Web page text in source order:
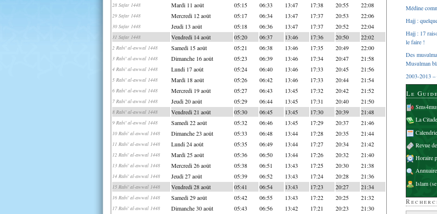
28 Safar 1448 Mardi 11 août 05:15 06:33 13:47 17:38 20:55 22:08
29 Safar 1448 Mercredi 12 août 05:17 06:34 13:47 17:37 20:53 22:06
30 Safar 1448 Jeudi 13 août 05:18 06:36 13:47 17:37 20:52 22:04
31 Safar 1448 Vendredi 14 août 05:20 06:37 13:46 17:36 20:50 22:02
2 Rabi' al-awwal 1448 Samedi 15 août 05:21 06:38 13:46 17:35 20:49 22:00
3 Rabi' al-awwal 1448 Dimanche 16 août 05:23 06:39 13:46 17:34 20:47 21:58
4 Rabi' al-awwal 1448 Lundi 17 août 05:24 06:40 13:46 17:33 20:45 21:56
5 Rabi' al-awwal 1448 Mardi 18 août 05:26 06:42 13:46 17:33 20:44 21:54
6 Rabi' al-awwal 1448 Mercredi 19 août 05:27 06:43 13:45 17:32 20:42 21:52
7 Rabi' al-awwal 1448 Jeudi 20 août 05:29 06:44 13:45 17:31 20:40 21:50
8 Rabi' al-awwal 1448 Vendredi 21 août 05:30 06:45 13:45 17:30 20:39 21:48
9 Rabi' al-awwal 1448 Samedi 22 août 05:32 06:46 13:45 17:29 20:37 21:46
10 Rabi' al-awwal 1448 Dimanche 23 août 05:33 06:48 13:44 17:28 20:35 21:44
11 Rabi' al-awwal 1448 Lundi 24 août 05:35 06:49 13:44 17:27 20:34 21:42
12 Rabi' al-awwal 1448 Mardi 25 août 05:36 06:50 13:44 17:26 20:32 21:40
13 Rabi' al-awwal 1448 Mercredi 26 août 05:38 06:51 13:43 17:25 20:30 21:38
14 Rabi' al-awwal 1448 Jeudi 27 août 05:39 06:52 13:43 17:24 20:28 21:36
15 Rabi' al-awwal 1448 Vendredi 28 août 05:41 06:54 13:43 17:23 20:27 21:34
16 Rabi' al-awwal 1448 Samedi 29 août 05:42 06:55 13:43 17:22 20:25 21:32
17 Rabi' al-awwal 1448 Dimanche 30 août 05:43 06:56 13:42 17:21 20:23 21:30
Médine
Hajj :
Hajj : 17
le faire !
Des
Musulman
2003-2013 –
Le
La
Revue
Horaire
Islam